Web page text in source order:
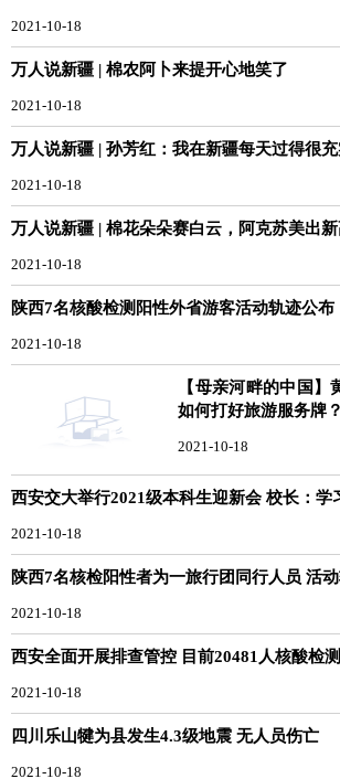
2021-10-18
万人说新疆 | 棉农阿卜来提开心地笑了
2021-10-18
万人说新疆 | 孙芳红：我在新疆每天过得很
2021-10-18
万人说新疆 | 棉花朵朵赛白云，阿克苏美出新
2021-10-18
陕西7名核酸检测阳性外省游客活动轨迹公布
2021-10-18
【母亲河畔的中国
如何打好旅游服务牌？
2021-10-18
西安交大举行2021级本科生迎新会 校长：学
2021-10-18
陕西7名核检阳性者为一旅行团同行人员 活
2021-10-18
西安全面开展排查管控 目前20481人核酸检
2021-10-18
四川乐山犍为县发生4.3级地震 无人员伤亡
2021-10-18